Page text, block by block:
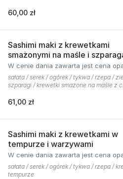
60,00 zł
Sashimi maki z krewetkami
smażonymi na maśle i
W cenie dania zawarta jest cena
sałata / serek / ogórek / tykwa / rzepa /
szparagi / krewetki smażone na maśle z
61,00 zł
Sashimi maki z krewetkami w
tempurze i warzywami
W cenie dania zawarta jest cena
sałata / serek / ogórek / tykwa / rzepa /
tempurze